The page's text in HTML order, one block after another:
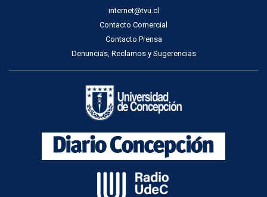
internet@tvu.cl
Contacto Comercial
Contacto Prensa
Denuncias, Reclamos y Sugerencias